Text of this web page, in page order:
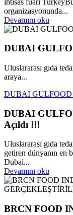
organizasyonunda...
Devamını oku
DUBAI
Uluslararası gıda
araya...
DUBAI GULFOOD
DUBAI
Açıldı !!!
Uluslararası gıda
getiren dünyanın en
Dubai...
Devamını oku
BRCN FOOD